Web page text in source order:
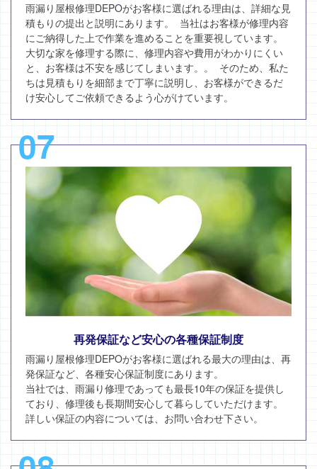
雨漏り屋根修理DEPOがお客様に選ばれる理由は、詳細な見
積もりの提出と説明にあります。 当社はお客様が修理内容
にご納得した上で作業を進めることを重要視しています。
大切な家を修理する際に、修理内容や費用がわかりにくい
と、お客様は不安を感じてしまいます。。 そのため、私た
ちは見積もりを細部まで丁寧に説明し、お客様ができるだ
け安心してご依頼できるよう心がけています。
07
再発保証など安心の各種保証制度
雨漏り屋根修理DEPOがお客様に選ばれる最大の理由は、再
発保証など、各種安心保証制度にあります。
当社では、雨漏り修理であっても最長10年の保証を提供し
ており、修理後も長期間安心して暮らしていただけます。
詳しい保証の内容については、お問い合わせ下さい。